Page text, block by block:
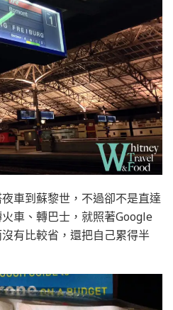
車到蘇黎世，不過卻不是直達
車、轉巴士，就照著Google
有比較省，還把自己累得半